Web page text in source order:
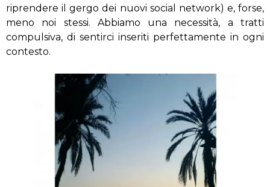
riprendere il gergo dei nuovi social network) e, forse,
meno noi stessi. Abbiamo una necessità, a tratti
compulsiva, di sentirci inseriti perfettamente in ogni
contesto.